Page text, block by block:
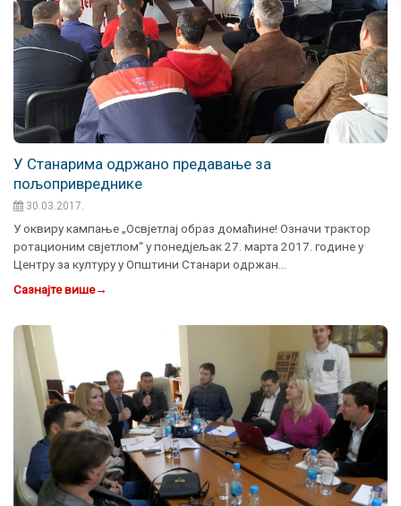
У Станарима одржано предавање за
пољопривреднике
30.03.2017.
У оквиру кампање „Освјетлај образ домаћине! Означи трактор
ротационим свјетлом“ у понедјељак 27. марта 2017. године у
Центру за културу у Општини Станари одржан…
Сазнајте више→